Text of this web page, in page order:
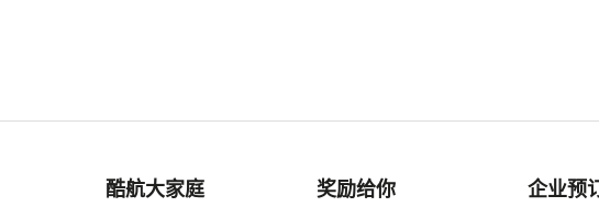
酷航大家庭 奖励给你 企业预